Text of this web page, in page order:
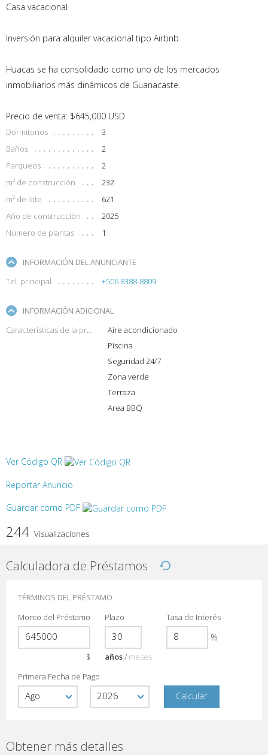
Casa vacacional
Inversión para alquiler vacacional tipo Airbnb
Huacas se ha consolidado como uno de los mercados
inmobiliarios más dinámicos de Guanacaste.
Precio de venta: $645,000 USD
Dormitorios
3
Baños
2
Parqueos
2
m² de construcción
232
m² de lote
621
Año de construcción
2025
Número de plantas
1
INFORMACIÓN DEL ANUNCIANTE
Tel. principal
+506 8388-8809
INFORMACIÓN ADICIONAL
Caracteristicas de la propiedad
Aire acondicionado
Piscina
Seguridad 24/7
Zona verde
Terraza
Area BBQ
Ver Código QR
Reportar Anuncio
Guardar como PDF
244 Visualizaciones
Calculadora de Préstamos
TÉRMINOS DEL PRÉSTAMO
Monto del Préstamo
$
Plazo
años/ meses
Tasa de Interés
%
Primera Fecha de Pago
Obtener más detalles